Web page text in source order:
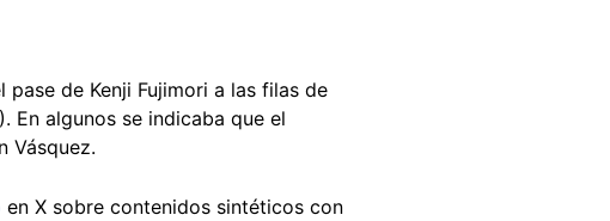
de Kenji Fujimori a las filas de
). En algunos se indicaba que el
Vásquez.
en X sobre contenidos sintéticos con